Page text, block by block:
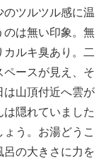
のツルツル感に温
のは無い印象。無
ルキ臭あり。二
ースが見え、そ
は山頂付近へ雲が
隠れていました
う。お湯どうこ
呂の大きさに力を